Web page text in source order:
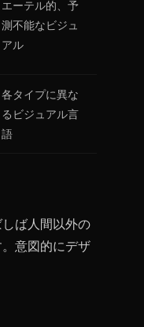
エーテル的、予
測不能なビジュ
アル
各タイプに異な
るビジュアル言
語
ば人間以外の
意図的にデザ